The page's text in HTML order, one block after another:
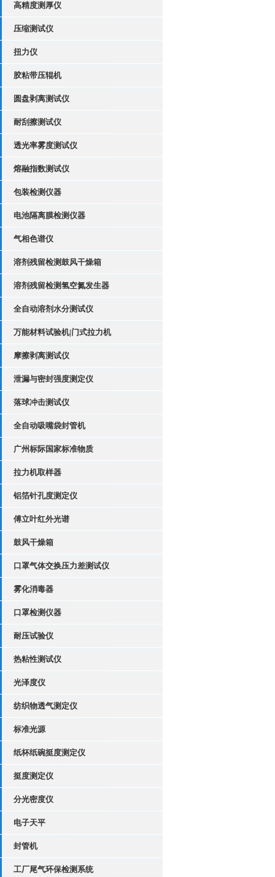
高精度测厚仪
压缩测试仪
扭力仪
胶粘带压辊机
圆盘剥离测试仪
耐刮擦测试仪
透光率雾度测试仪
熔融指数测试仪
包装检测仪器
电池隔离膜检测仪器
气相色谱仪
溶剂残留检测鼓风干燥箱
溶剂残留检测氢空氮发生器
全自动溶剂水分测试仪
万能材料试验机|门式拉力机
摩擦剥离测试仪
泄漏与密封强度测定仪
落球冲击测试仪
全自动吸嘴袋封管机
广州标际国家标准物质
拉力机取样器
铝箔针孔度测定仪
傅立叶红外光谱
鼓风干燥箱
口罩气体交换压力差测试仪
雾化消毒器
口罩检测仪器
耐压试验仪
热粘性测试仪
光泽度仪
纺织物透气测定仪
标准光源
纸杯纸碗挺度测定仪
挺度测定仪
分光密度仪
电子天平
封管机
工厂尾气环保检测系统